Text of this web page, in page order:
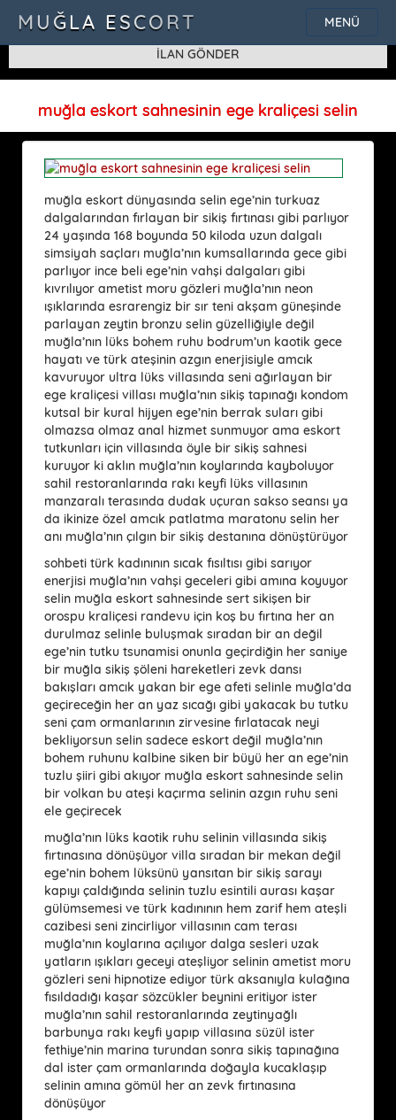
SQLSTATE[42000]: Syntax error or access violation: 1115 Unknown
character set: 'uf8'
MENÜ
MUĞLA ESCORT
muğla eskort sahnesinin ege kraliçesi selin
muğla eskort dünyasında selin ege’nin turkuaz
dalgalarından fırlayan bir sikiş fırtınası gibi parlıyor
24 yaşında 168 boyunda 50 kiloda uzun dalgalı
simsiyah saçları muğla’nın kumsallarında gece gibi
parlıyor ince beli ege’nin vahşi dalgaları gibi
kıvrılıyor ametist moru gözleri muğla’nın neon
ışıklarında esrarengiz bir sır teni akşam güneşinde
parlayan zeytin bronzu selin güzelliğiyle değil
muğla’nın lüks bohem ruhu bodrum’un kaotik gece
hayatı ve türk ateşinin azgın enerjisiyle amcık
kavuruyor ultra lüks villasında seni ağırlayan bir
ege kraliçesi villası muğla’nın sikiş tapınağı kondom
kutsal bir kural hijyen ege’nin berrak suları gibi
olmazsa olmaz anal hizmet sunmuyor ama eskort
tutkunları için villasında öyle bir sikiş sahnesi
kuruyor ki aklın muğla’nın koylarında kayboluyor
sahil restoranlarında rakı keyfi lüks villasının
manzaralı terasında dudak uçuran sakso seansı ya
da ikinize özel amcık patlatma maratonu selin her
anı muğla’nın çılgın bir sikiş destanına dönüştürüyor
sohbeti türk kadınının sıcak fısıltısı gibi sarıyor
enerjisi muğla’nın vahşi geceleri gibi amına koyuyor
selin muğla eskort sahnesinde sert sikişen bir
orospu kraliçesi randevu için koş bu fırtına her an
durulmaz selinle buluşmak sıradan bir an değil
ege’nin tutku tsunamisi onunla geçirdiğin her saniye
bir muğla sikiş şöleni hareketleri zevk dansı
bakışları amcık yakan bir ege afeti selinle muğla’da
geçireceğin her an yaz sıcağı gibi yakacak bu tutku
seni çam ormanlarının zirvesine fırlatacak neyi
bekliyorsun selin sadece eskort değil muğla’nın
bohem ruhunu kalbine siken bir büyü her an ege’nin
tuzlu şiiri gibi akıyor muğla eskort sahnesinde selin
bir volkan bu ateşi kaçırma selinin azgın ruhu seni
ele geçirecek
muğla’nın lüks kaotik ruhu selinin villasında sikiş
fırtınasına dönüşüyor villa sıradan bir mekan değil
ege’nin bohem lüksünü yansıtan bir sikiş sarayı
kapıyı çaldığında selinin tuzlu esintili aurası kaşar
gülümsemesi ve türk kadınının hem zarif hem ateşli
cazibesi seni zincirliyor villasının cam terası
muğla’nın koylarına açılıyor dalga sesleri uzak
yatların ışıkları geceyi ateşliyor selinin ametist moru
gözleri seni hipnotize ediyor türk aksanıyla kulağına
fısıldadığı kaşar sözcükler beynini eritiyor ister
muğla’nın sahil restoranlarında zeytinyağlı
barbunya rakı keyfi yapıp villasına süzül ister
fethiye’nin marina turundan sonra sikiş tapınağına
dal ister çam ormanlarında doğayla kucaklaşıp
selinin amına gömül her an zevk fırtınasına
dönüşüyor